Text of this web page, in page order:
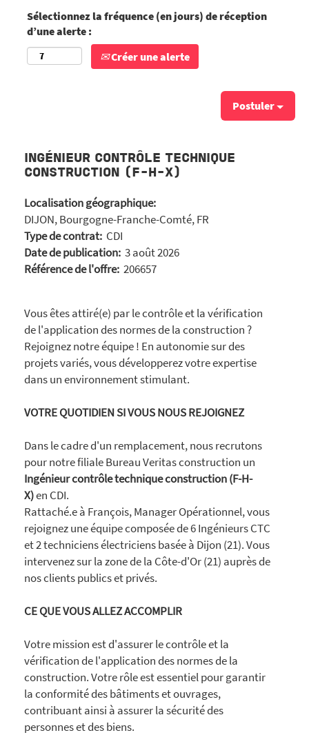
Sélectionnez la fréquence (en jours) de réception
d’une alerte :
Créer une alerte
Postuler
INGÉNIEUR CONTRÔLE TECHNIQUE
CONSTRUCTION (F-H-X)
Localisation géographique:
DIJON, Bourgogne-Franche-Comté, FR
Type de contrat: CDI
Date de publication: 3 août 2026
Référence de l'offre: 206657
Vous êtes attiré(e) par le contrôle et la vérification
de l'application des normes de la construction ?
Rejoignez notre équipe ! En autonomie sur des
projets variés, vous développerez votre expertise
dans un environnement stimulant.
VOTRE QUOTIDIEN SI VOUS NOUS REJOIGNEZ
Dans le cadre d'un remplacement, nous recrutons
pour notre filiale Bureau Veritas construction un
Ingénieur contrôle technique construction (F-H-
X)en CDI.
Rattaché.e à François, Manager Opérationnel, vous
rejoignez une équipe composée de 6 Ingénieurs CTC
et 2 techniciens électriciens basée à Dijon (21). Vous
intervenez sur la zone de la Côte-d'Or (21) auprès de
nos clients publics et privés.
CE QUE VOUS ALLEZ ACCOMPLIR
Votre mission est d'assurer le contrôle et la
vérification de l'application des normes de la
construction. Votre rôle est essentiel pour garantir
la conformité des bâtiments et ouvrages,
contribuant ainsi à assurer la sécurité des
personnes et des biens.